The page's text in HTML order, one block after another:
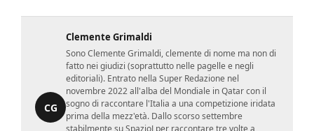
CG
Clemente Grimaldi
Sono Clemente Grimaldi, clemente di nome ma non di
fatto nei giudizi (soprattutto nelle pagelle e negli
editoriali). Entrato nella Super Redazione nel
novembre 2022 all'alba del Mondiale in Qatar con il
sogno di raccontare l'Italia a una competizione iridata
prima della mezz'età. Dallo scorso settembre
stabilmente su SpazioJ per raccontare tre volte a